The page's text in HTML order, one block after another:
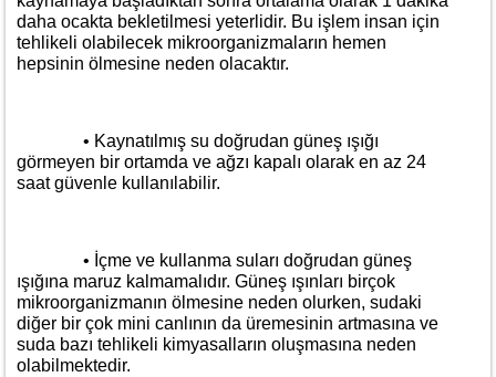
daha ocakta bekletilmesi yeterlidir. Bu işlem insan için
tehlikeli olabilecek mikroorganizmaların hemen
hepsinin ölmesine neden olacaktır.
• Kaynatılmış su doğrudan güneş ışığı
görmeyen bir ortamda ve ağzı kapalı olarak en az 24
saat güvenle kullanılabilir.
• İçme ve kullanma suları doğrudan güneş
ışığına maruz kalmamalıdır. Güneş ışınları birçok
mikroorganizmanın ölmesine neden olurken, sudaki
diğer bir çok mini canlının da üremesinin artmasına ve
suda bazı tehlikeli kimyasalların oluşmasına neden
olabilmektedir.